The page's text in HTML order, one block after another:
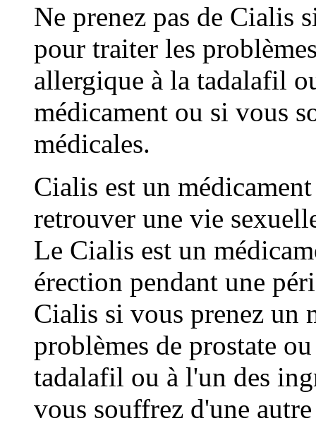
Ne prenez pas de Cialis
pour traiter les
allergique à la tadalafil
médicament ou si vous
médicales.
Cialis est un
retrouver une vie
Le Cialis est un
érection pendant une
Cialis si vous prenez un
problèmes de prostate
tadalafil ou à l'un des
vous souffrez d'une